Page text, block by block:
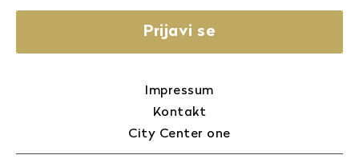
Prijavi se
Impressum
Kontakt
City Center one